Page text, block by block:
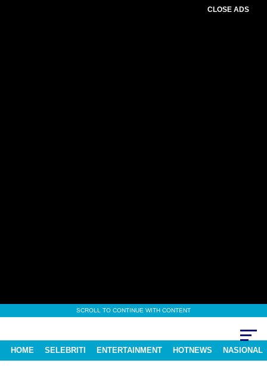
CLOSE ADS
SCROLL TO CONTINUE WITH CONTENT
HOME SELEBRITI ENTERTAINMENT HOTNEWS NASIONAL